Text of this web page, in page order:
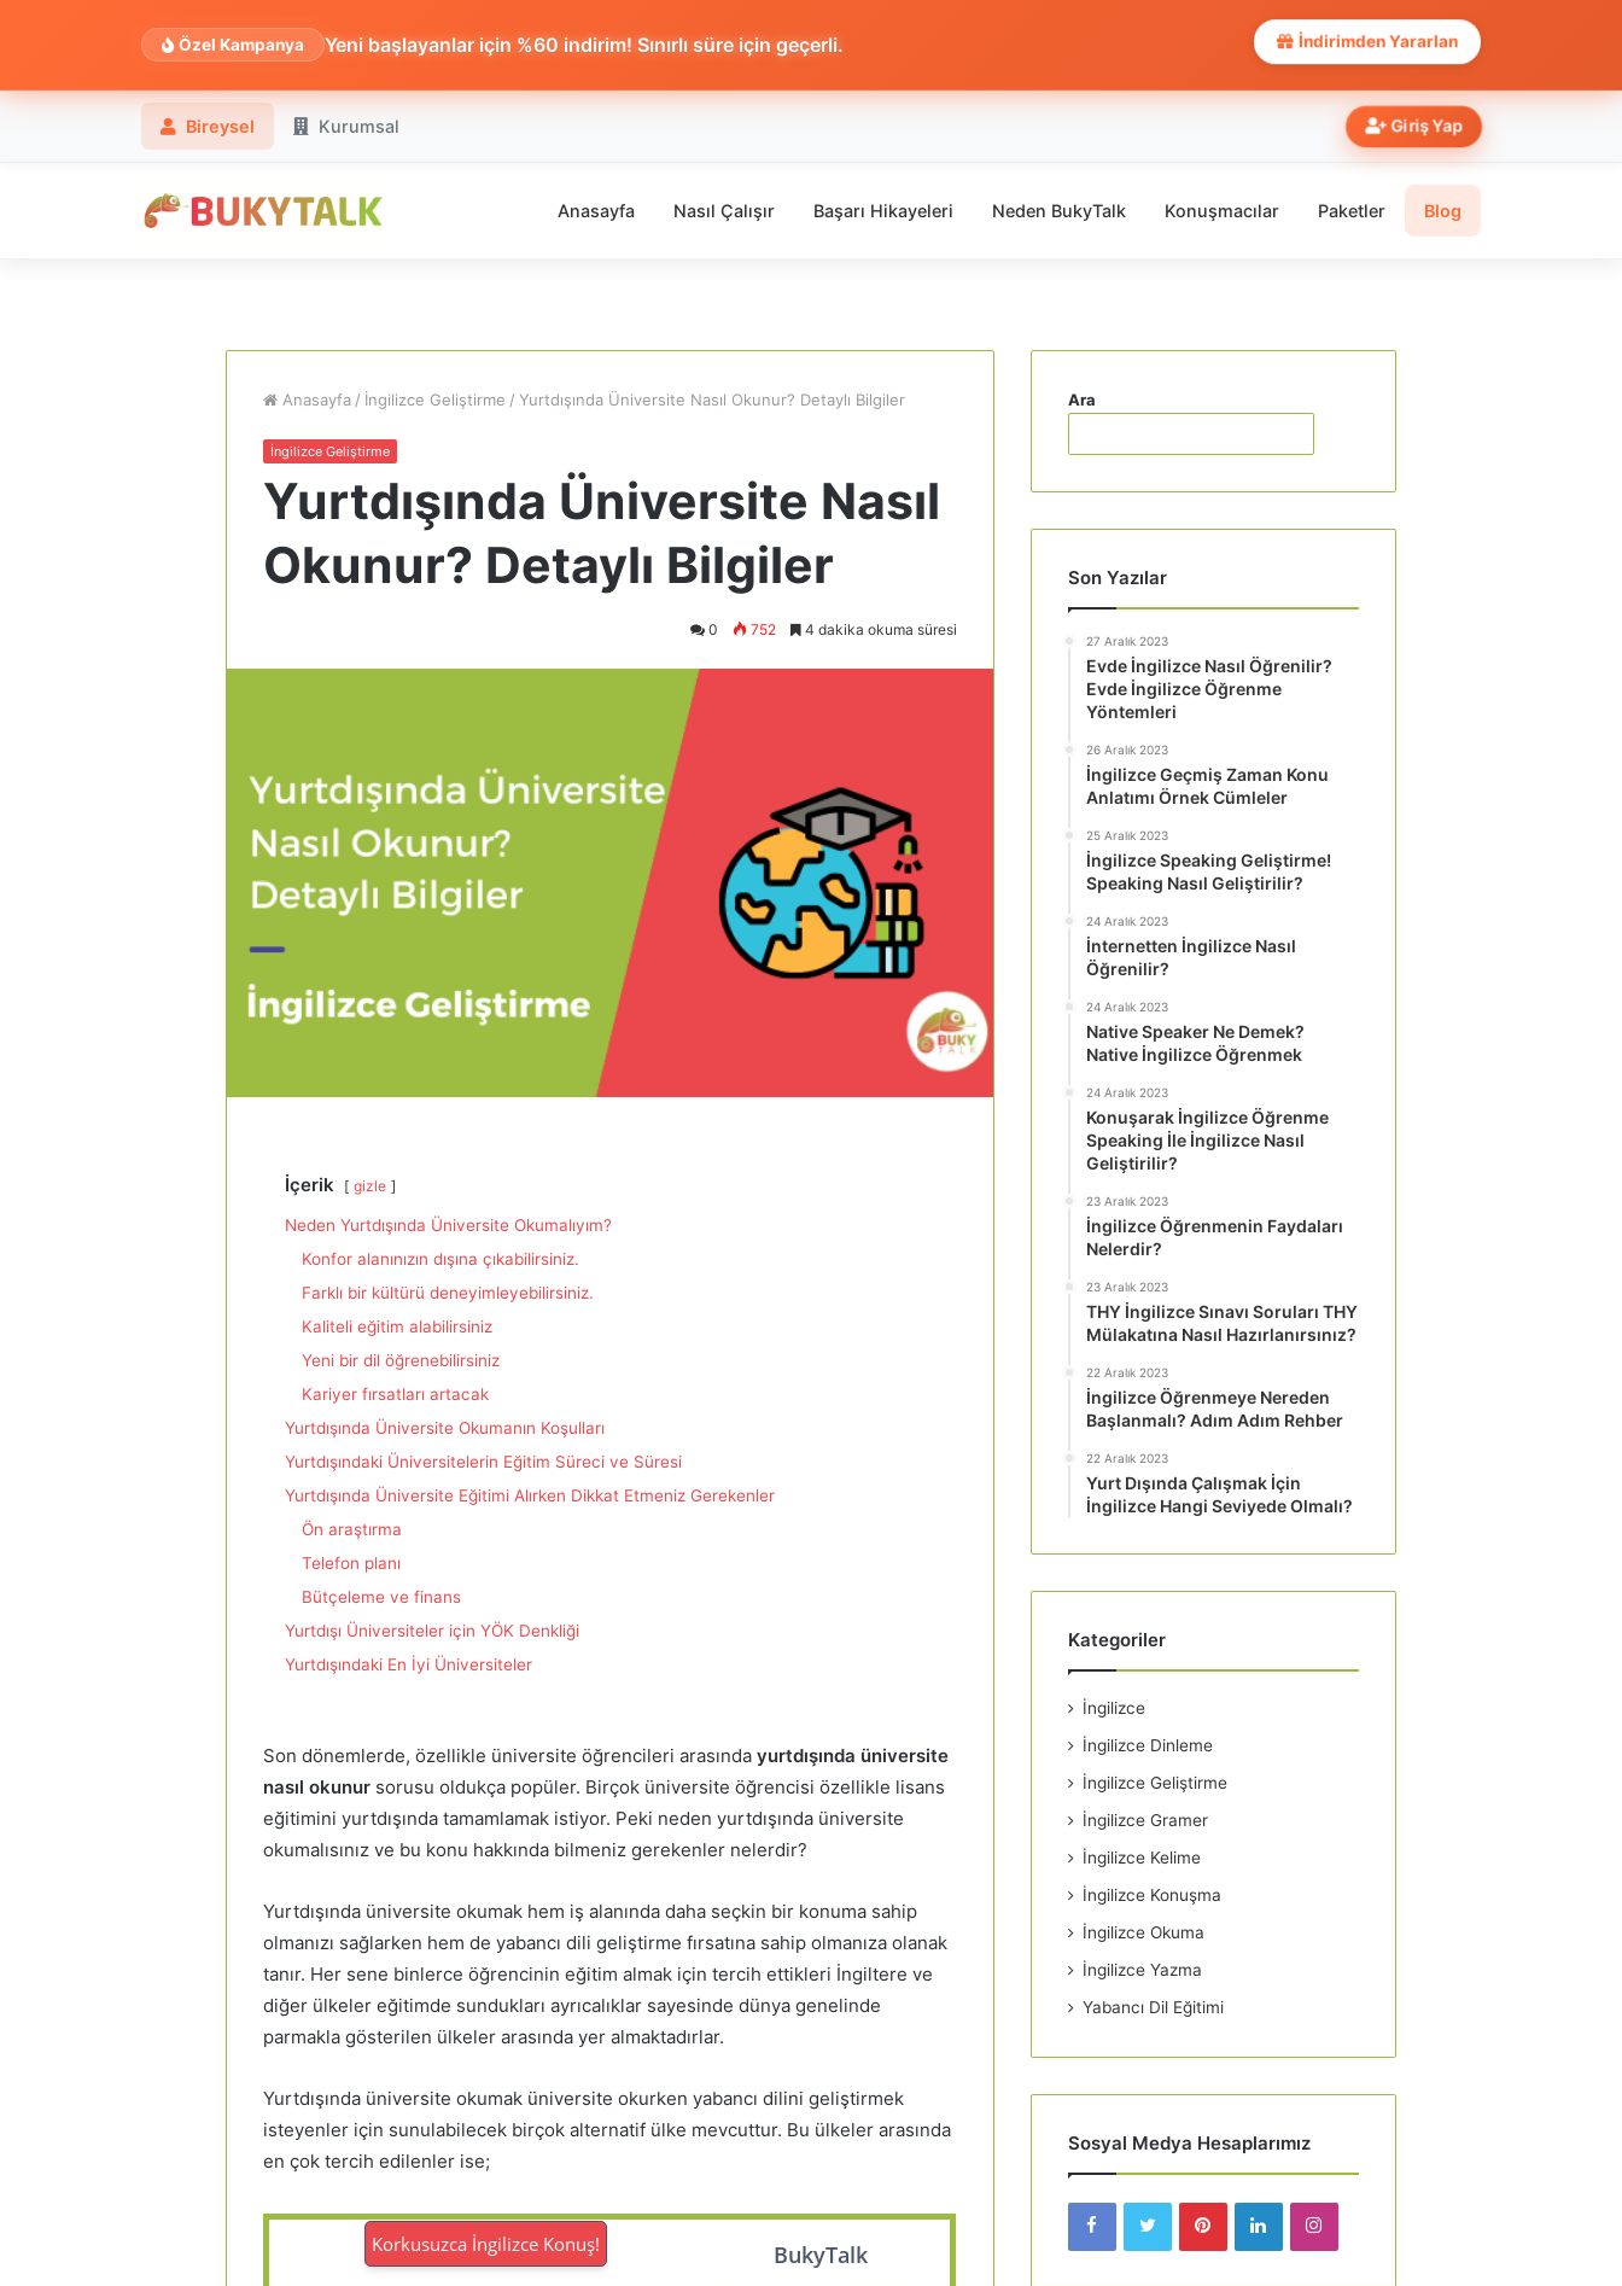
Özel Kampanya Yeni başlayanlar için %60 indirim! Sınırlı süre için geçerli. İndirimden Yararlan
Bireysel Kurumsal Giriş Yap
Anasayfa Nasıl Çalışır Başarı Hikayeleri Neden BukyTalk Konuşmacılar Paketler Blog
Anasayfa / İngilizce Geliştirme / Yurtdışında Üniversite Nasıl Okunur? Detaylı Bilgiler
İngilizce Geliştirme
Yurtdışında Üniversite Nasıl
Okunur? Detaylı Bilgiler
0 752 4 dakika okuma süresi
İçerik gizle
Neden Yurtdışında Üniversite Okumalıyım?
Konfor alanınızın dışına çıkabilirsiniz.
Farklı bir kültürü deneyimleyebilirsiniz.
Kaliteli eğitim alabilirsiniz
Yeni bir dil öğrenebilirsiniz
Kariyer fırsatları artacak
Yurtdışında Üniversite Okumanın Koşulları
Yurtdışındaki Üniversitelerin Eğitim Süreci ve Süresi
Yurtdışında Üniversite Eğitimi Alırken Dikkat Etmeniz Gerekenler
Ön araştırma
Telefon planı
Bütçeleme ve finans
Yurtdışı Üniversiteler için YÖK Denkliği
Yurtdışındaki En İyi Üniversiteler
Son dönemlerde, özellikle üniversite öğrencileri arasında yurtdışında üniversite
nasıl okunur sorusu oldukça popüler. Birçok üniversite öğrencisi özellikle lisans
eğitimini yurtdışında tamamlamak istiyor. Peki neden yurtdışında üniversite
okumalısınız ve bu konu hakkında bilmeniz gerekenler nelerdir?
Yurtdışında üniversite okumak hem iş alanında daha seçkin bir konuma sahip
olmanızı sağlarken hem de yabancı dili geliştirme fırsatına sahip olmanıza olanak
tanır. Her sene binlerce öğrencinin eğitim almak için tercih ettikleri İngiltere ve
diğer ülkeler eğitimde sundukları ayrıcalıklar sayesinde dünya genelinde
parmakla gösterilen ülkeler arasında yer almaktadırlar.
Yurtdışında üniversite okumak üniversite okurken yabancı dilini geliştirmek
isteyenler için sunulabilecek birçok alternatif ülke mevcuttur. Bu ülkeler arasında
en çok tercih edilenler ise;
Korkusuzca İngilizce Konuş! BukyTalk
Ara
Son Yazılar
27 Aralık 2023
Evde İngilizce Nasıl Öğrenilir?
Evde İngilizce Öğrenme
Yöntemleri
26 Aralık 2023
İngilizce Geçmiş Zaman Konu
Anlatımı Örnek Cümleler
25 Aralık 2023
İngilizce Speaking Geliştirme!
Speaking Nasıl Geliştirilir?
24 Aralık 2023
İnternetten İngilizce Nasıl
Öğrenilir?
24 Aralık 2023
Native Speaker Ne Demek?
Native İngilizce Öğrenmek
24 Aralık 2023
Konuşarak İngilizce Öğrenme
Speaking İle İngilizce Nasıl
Geliştirilir?
23 Aralık 2023
İngilizce Öğrenmenin Faydaları
Nelerdir?
23 Aralık 2023
THY İngilizce Sınavı Soruları THY
Mülakatına Nasıl Hazırlanırsınız?
22 Aralık 2023
İngilizce Öğrenmeye Nereden
Başlanmalı? Adım Adım Rehber
22 Aralık 2023
Yurt Dışında Çalışmak İçin
İngilizce Hangi Seviyede Olmalı?
Kategoriler
İngilizce
İngilizce Dinleme
İngilizce Geliştirme
İngilizce Gramer
İngilizce Kelime
İngilizce Konuşma
İngilizce Okuma
İngilizce Yazma
Yabancı Dil Eğitimi
Sosyal Medya Hesaplarımız